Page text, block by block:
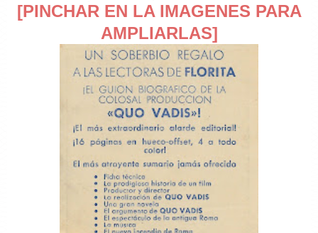
[PINCHAR EN LA IMAGENES PARA
AMPLIARLAS]